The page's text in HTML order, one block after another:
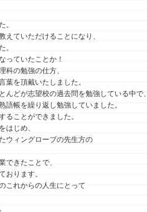
。
ていただけることになり、
。
っていたことか！
科の勉強の仕方、
葉を頂戴いたしました。
どが志望校の過去問を勉強している中で、
帳を繰り返し勉強していました。
ることができました。
はじめ、
ウィングローブの先生方の
できたことで、
おります。
これからの人生にとって